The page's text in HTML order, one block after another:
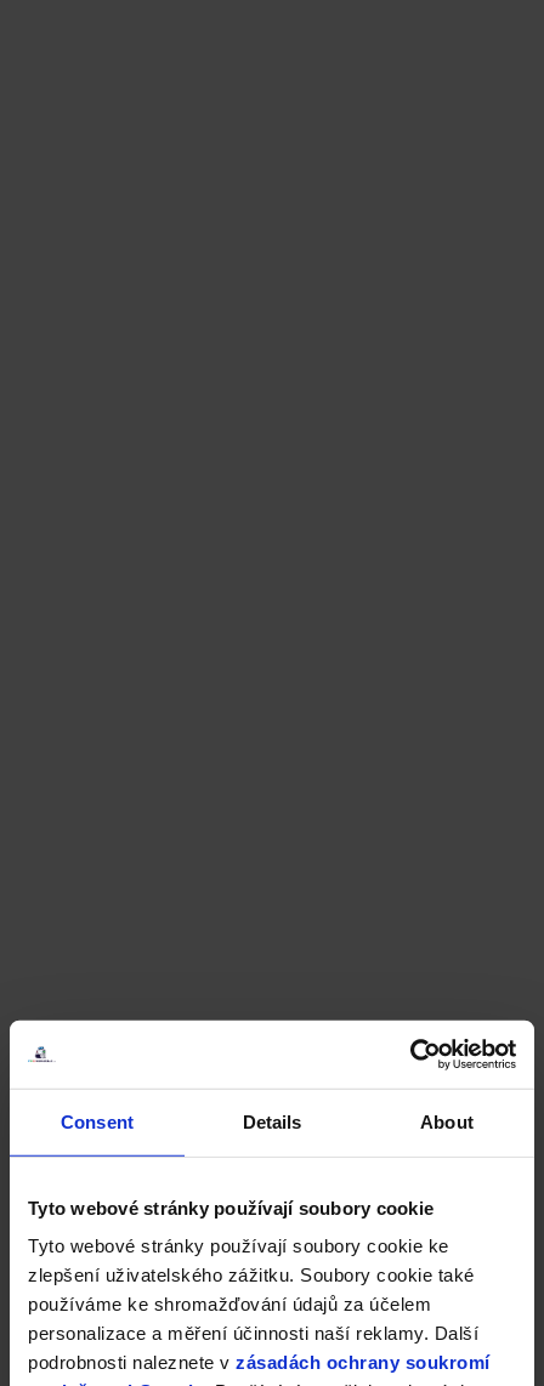
Consent Details About
Tyto webové stránky používají soubory cookie
Tyto webové stránky používají soubory cookie ke
zlepšení uživatelského zážitku. Soubory cookie také
používáme ke shromažďování údajů za účelem
personalizace a měření účinnosti naší reklamy. Další
podrobnosti naleznete v zásadách ochrany soukromí